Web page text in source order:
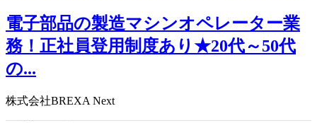
電子部品の製造マシンオペレーター業
務！正社員登用制度あり★20代～50代
の...
株式会社BREXA Next